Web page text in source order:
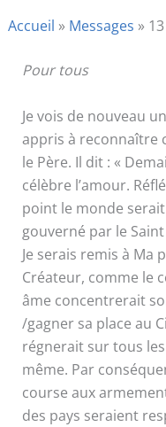
Accueil » Messages »
Pour tous
Je vois de nouveau
appris à reconnaître
le Père. Il dit : «
célèbre l’amour.
point le monde
gouverné par le
Je serais remis à Ma
Créateur, comme le
âme concentrerait
/gagner sa place au
régnerait sur tous
même. Par
course aux
des pays seraient